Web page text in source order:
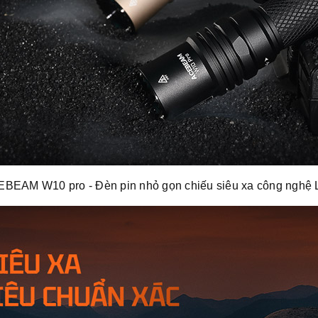
W10 pro - Đèn pin nhỏ gọn chiếu siêu xa công nghệ